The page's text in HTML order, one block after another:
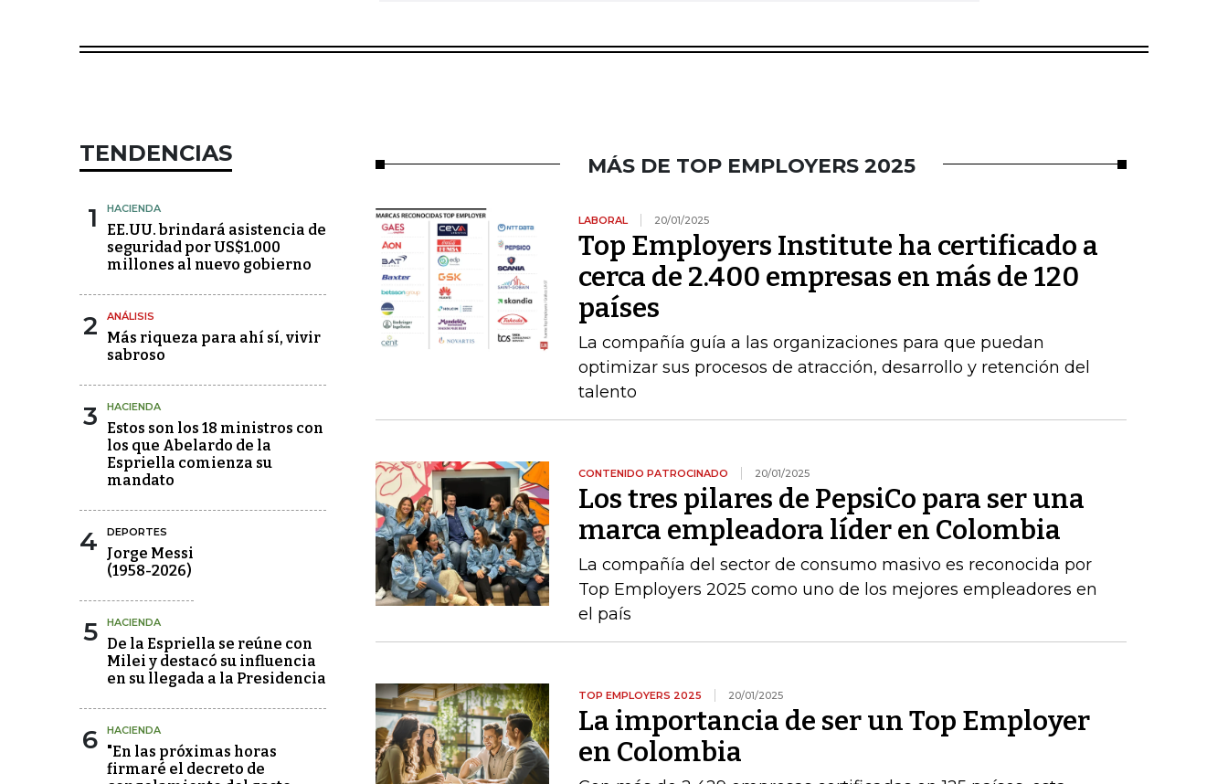
TENDENCIAS
1 HACIENDA
EE.UU. brindará asistencia de
seguridad por US$1.000
millones al nuevo gobierno
2 ANÁLISIS
Más riqueza para ahí sí, vivir
sabroso
3 HACIENDA
Estos son los 18 ministros con
los que Abelardo de la
Espriella comienza su
mandato
4 DEPORTES
Jorge Messi
(1958-2026)
5 HACIENDA
De la Espriella se reúne con
Milei y destacó su influencia
en su llegada a la Presidencia
6 HACIENDA
"En las próximas horas
firmaré el decreto de
MÁS DE TOP EMPLOYERS 2025
LABORAL 20/01/2025
Top Employers Institute ha certificado a
cerca de 2.400 empresas en más de 120
países
La compañía guía a las organizaciones para que puedan
optimizar sus procesos de atracción, desarrollo y retención del
talento
CONTENIDO PATROCINADO 20/01/2025
Los tres pilares de PepsiCo para ser una
marca empleadora líder en Colombia
La compañía del sector de consumo masivo es reconocida por
Top Employers 2025 como uno de los mejores empleadores en
el país
TOP EMPLOYERS 2025 20/01/2025
La importancia de ser un Top Employer
en Colombia